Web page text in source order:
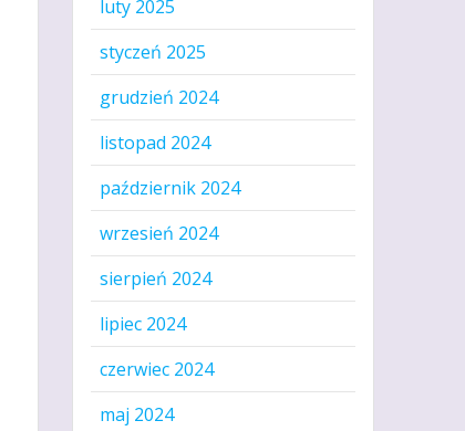
luty 2025
styczeń 2025
grudzień 2024
listopad 2024
październik 2024
wrzesień 2024
sierpień 2024
lipiec 2024
czerwiec 2024
maj 2024